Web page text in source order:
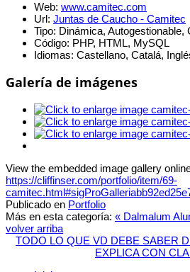
Web: www.camitec.com
Url: Juntas de Caucho - Camitec
Tipo: Dinámica, Autogestionable,
Código: PHP, HTML, MySQL
Idiomas: Castellano, Catalá,
Galería de imágenes
View the embedded image gallery
https://cliffinser.com/portfolio/item/69-
Publicado en Portfolio
Más en esta categoría: « Dalmalum
volver arriba
TODO LO QUE VD DEBE SABER
EXPLICA CON